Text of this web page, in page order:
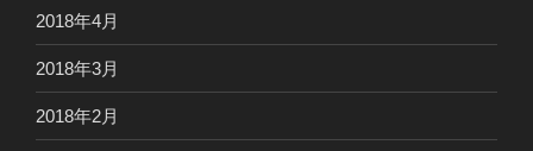
2018年4月
2018年3月
2018年2月